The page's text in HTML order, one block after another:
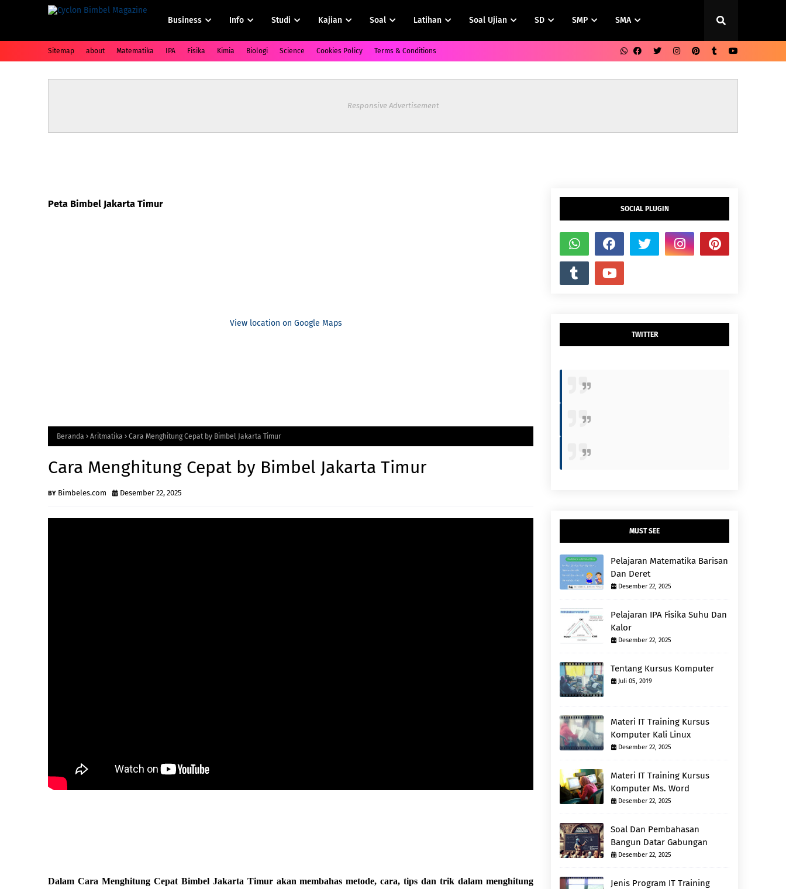
Business Info Studi Kajian Soal Latihan Soal Ujian SD SMP SMA
Sitemap about Matematika IPA Fisika Kimia Biologi Science Cookies Policy Terms & Conditions
Responsive Advertisement
Peta Bimbel Jakarta Timur
View location on Google Maps
Beranda Aritmatika Cara Menghitung Cepat by Bimbel Jakarta Timur
Cara Menghitung Cepat by Bimbel Jakarta Timur
Bimbeles.com Desember 22, 2025
Dalam Cara Menghitung Cepat Bimbel Jakarta Timur akan membahas metode, cara, tips dan trik dalam menghitung
SOCIAL PLUGIN
TWITTER
MUST SEE
Pelajaran Matematika Barisan
Dan Deret
Desember 22, 2025
Pelajaran IPA Fisika Suhu Dan
Kalor
Desember 22, 2025
Tentang Kursus Komputer
Juli 05, 2019
Materi IT Training Kursus
Komputer Kali Linux
Desember 22, 2025
Materi IT Training Kursus
Komputer Ms. Word
Desember 22, 2025
Soal Dan Pembahasan
Bangun Datar Gabungan
Desember 22, 2025
Jenis Program IT Training